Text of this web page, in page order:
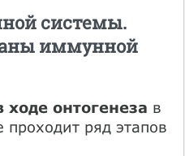
системы.
иммунной
онтогенеза в
проходит ряд этапов